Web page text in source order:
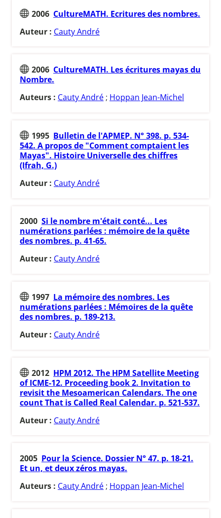
2006 CultureMATH. Ecritures des nombres.
Auteur : Cauty André
2006 CultureMATH. Les écritures mayas du
Nombre.
Auteurs : Cauty André ; Hoppan Jean-Michel
1995 Bulletin de l'APMEP. N° 398. p. 534-
542. A propos de "Comment comptaient les
Mayas". Histoire Universelle des chiffres
(Ifrah, G.)
Auteur : Cauty André
2000 Si le nombre m'était conté... Les
numérations parlées : mémoire de la quête
des nombres. p. 41-65.
Auteur : Cauty André
1997 La mémoire des nombres. Les
numérations parlées : Mémoires de la quête
des nombres. p. 189-213.
Auteur : Cauty André
2012 HPM 2012. The HPM Satellite Meeting
of ICME-12. Proceeding book 2. Invitation to
revisit the Mesoamerican Calendars. The one
count That is Called Real Calendar. p. 521-537.
Auteur : Cauty André
2005 Pour la Science. Dossier N° 47. p. 18-21.
Et un, et deux zéros mayas.
Auteurs : Cauty André ; Hoppan Jean-Michel